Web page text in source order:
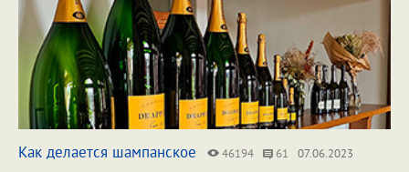
Как делается шампанское 46194 61 07.06.2023